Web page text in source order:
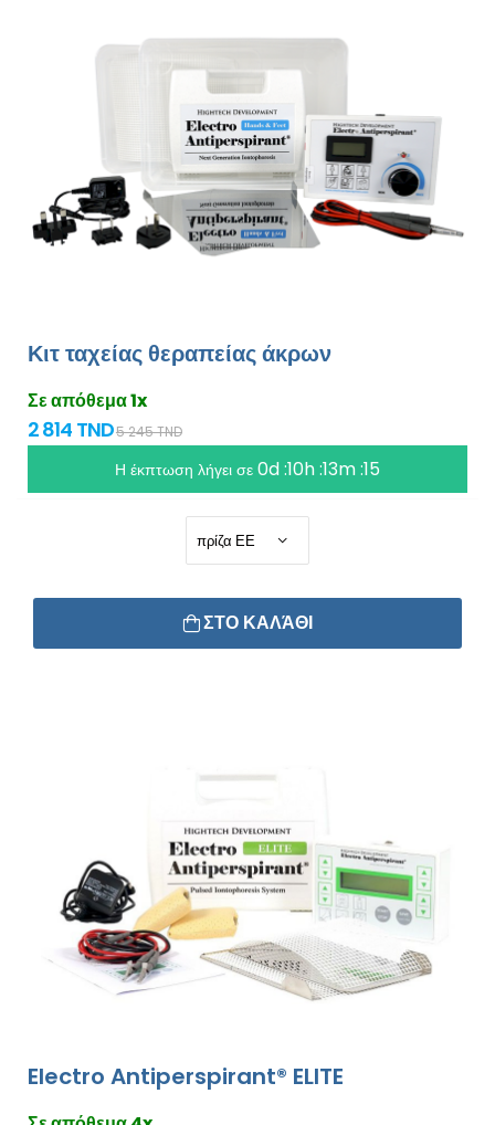
Κιτ ταχείας θεραπείας άκρων
Σε απόθεμα 1x
2 814 TND5 245 TND
Η έκπτωση λήγει σε 0d :10h :13m :15
ΣΤΟ ΚΑΛΆΘΙ
Electro Antiperspirant® ELITE